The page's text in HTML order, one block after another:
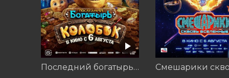
Последний богатырь. Колобок